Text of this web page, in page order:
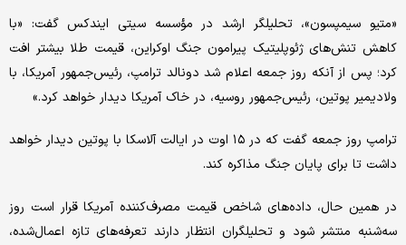
«متیو سیمپسون»، تحلیلگر ارشد در مؤسسه سیتی ایندکس گفت: «با
کاهش تنش‌های ژئوپلیتیک پیرامون جنگ اوکراین، قیمت طلا بیشتر افت
کرد؛ پس از آنکه روز جمعه اعلام شد دونالد ترامپ، رئیس‌جمهور آمریکا، با
ولادیمیر پوتین، رئیس‌جمهور روسیه، در خاک آمریکا دیدار خواهد کرد.»
ترامپ روز جمعه گفت که در ۱۵ اوت در ایالت آلاسکا با پوتین دیدار خواهد
داشت تا برای پایان جنگ مذاکره کند.
در همین حال، داده‌های شاخص قیمت مصرف‌کننده آمریکا قرار است روز
سه‌شنبه منتشر شود و تحلیلگران انتظار دارند تعرفه‌های تازه اعمال‌شده،